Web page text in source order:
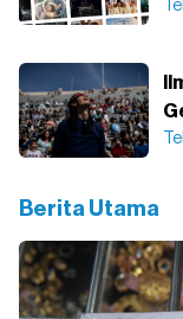
Berita Utama